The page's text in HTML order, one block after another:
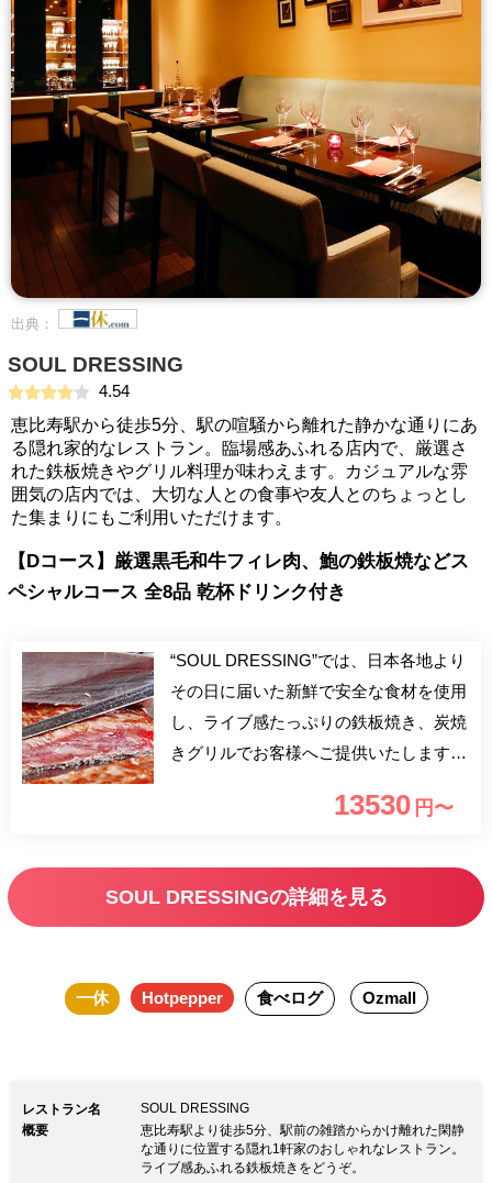
出典：
SOUL DRESSING
4.54
恵比寿駅から徒歩5分、駅の喧騒から離れた静かな通りにあ
る隠れ家的なレストラン。臨場感あふれる店内で、厳選さ
れた鉄板焼きやグリル料理が味わえます。カジュアルな雰
囲気の店内では、大切な人との食事や友人とのちょっとし
た集まりにもご利用いただけます。
【Dコース】厳選黒毛和牛フィレ肉、鮑の鉄板焼などス
ペシャルコース 全8品 乾杯ドリンク付き
“SOUL DRESSING”では、日本各地より
その日に届いた新鮮で安全な食材を使用
し、ライブ感たっぷりの鉄板焼き、炭焼
きグリルでお客様へご提供いたします。
はの料理で、旬の鮮魚や黒毛和牛など、
ープンキッチンとなっているので、料理
をつくる過程も楽しめる臨場感もお楽し
13530 円〜
SOUL DRESSINGの詳細を見る
一休 Hotpepper 食べログ Ozmall
レストラン名
SOUL DRESSING
概要
恵比寿駅より徒歩5分、駅前の雑踏からかけ離れた閑静
な通りに位置する隠れ1軒家のおしゃれなレストラン。
ライブ感あふれる鉄板焼きをどうぞ。